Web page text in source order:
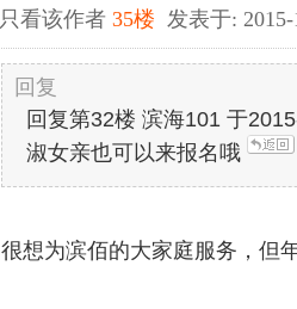
只看该作者 35楼 发表于: 2015-
回复
回复第32楼 滨海101 于
淑女亲也可以来报名哦
很想为滨佰的大家庭服务，但